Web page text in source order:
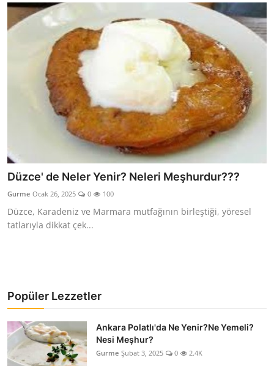
Düzce' de Neler Yenir? Neleri Meşhurdur???
Gurme Ocak 26, 2025 0 100
Düzce, Karadeniz ve Marmara mutfağının birleştiği, yöresel
tatlarıyla dikkat çek...
Popüler Lezzetler
Ankara Polatlı'da Ne Yenir?Ne Yemeli?
Nesi Meşhur?
Gurme Şubat 3, 2025 0 2.4K